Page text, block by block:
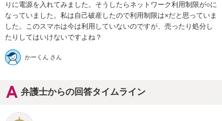
りに電源を入れてみました。そうしたらネットワーク利用制限が○に
なっていました。私は自己破産したので利用制限は×だと思っていま
した。このスマホは今は利用していないのですが、売ったり処分し
たりしてはいけないですよね？
かーくん さん
弁護士からの回答タイムライン